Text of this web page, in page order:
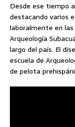
Desde ese tiempo
destacando varios
laboralmente en
Arqueología
largo del país. El
escuela de
de pelota